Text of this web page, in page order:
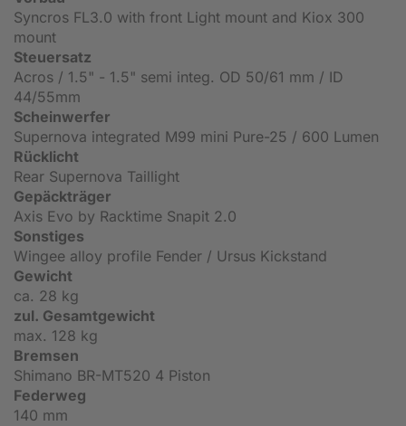
Syncros FL3.0 with front Light mount and Kiox 300
mount
Steuersatz
Acros / 1.5" - 1.5" semi integ. OD 50/61 mm / ID
44/55mm
Scheinwerfer
Supernova integrated M99 mini Pure-25 / 600 Lumen
Rücklicht
Rear Supernova Taillight
Gepäckträger
Axis Evo by Racktime Snapit 2.0
Sonstiges
Wingee alloy profile Fender / Ursus Kickstand
Gewicht
ca. 28 kg
zul. Gesamtgewicht
max. 128 kg
Bremsen
Shimano BR-MT520 4 Piston
Federweg
140 mm